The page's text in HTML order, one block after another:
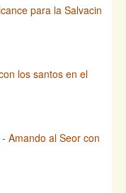
para la Salvacin
los santos en el
Amando al Seor con